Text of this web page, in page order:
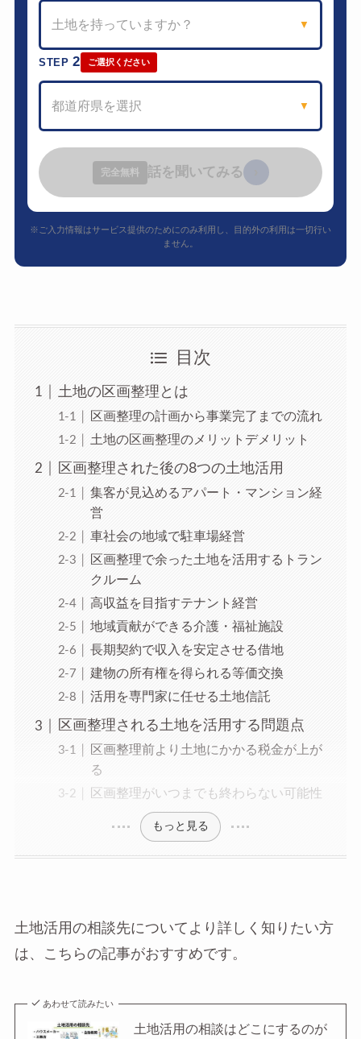
土地を持っていますか？ ▼
STEP2 ご選択ください
都道府県を選択 ▼
完全無料 話を聞いてみる
※ご入力情報はサービス提供のためにのみ利用し、目的外の利用は一切行い
ません。
目次
土地の区画整理とは
区画整理の計画から事業完了までの流れ
土地の区画整理のメリットデメリット
区画整理された後の8つの土地活用
集客が見込めるアパート・マンション経
営
車社会の地域で駐車場経営
区画整理で余った土地を活用するトラン
クルーム
高収益を目指すテナント経営
地域貢献ができる介護・福祉施設
長期契約で収入を安定させる借地
建物の所有権を得られる等価交換
活用を専門家に任せる土地信託
区画整理される土地を活用する問題点
区画整理前より土地にかかる税金が上が
る
区画整理がいつまでも終わらない可能性
もっと見る
土地活用の相談先についてより詳しく知りたい方
は、こちらの記事がおすすめです。
あわせて読みたい
土地活用の相談はどこにするのが